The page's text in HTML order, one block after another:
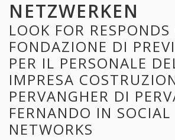
NETZWERKEN
LOOK FOR RESPONDS
FONDAZIONE DI
PER IL PERSONALE
IMPRESA
PERVANGHER DI
FERNANDO IN SOCIAL
NETWORKS